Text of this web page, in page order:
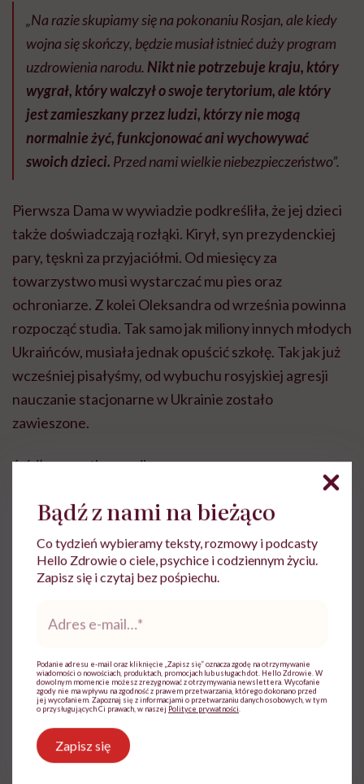
„Na razie skupiamy się na pokonaniu Rosjan, ale kiedy
wojna się skończy, będzie musiał istnieć duży program
uzdrowienia narodu. Nikt nie potrzebuje kraju, który
wygrał, który walczył o swoje terytorium, ale który
jest zamieszkany przez ludzi, którzy nie mogą
normalnie żyć, funkcjonować ani wychowywać
swoich dzieci. Przed nami wielkie niebezpieczeństwo”.
Pierwsza Dama w wywiadzie podkreśliła, że jej dzieci
także doświadczają rozłąki. Kirył, syn prezydenckiej
pary, tęskni za przyjaciółmi. Od miesięcy za
towarzystwo musi wystarczać mu pies oraz
ochroniarze. Z kolei Oleksandra od września powinna
rozpocząć studia. Tak samo jak miliony innych młodych
Ukraińców, musiała jednak opuścić szkołę. Tak jak już
wcześniej pisałyśmy, od wybuchu rosyjskiej agresji
nauczanie stacjonarne w Ukrainie zostało
zawieszone.
źródło: www.theguardian.com
Aleksandra Tchórzewska
polskiego, z zamiłowania dziennikarka.
Zobacz profil
Udostępnij
Bądź z nami na bieżąco
Co tydzień wybieramy teksty, rozmowy i podcasty
Hello Zdrowie o ciele, psychice i codziennym życiu.
Zapisz się i czytaj bez pośpiechu.
*
Podanie adresu e-mail oraz kliknięcie „Zapisz się” oznacza zgodę na otrzymywanie
wiadomości o nowościach, produktach, promocjach lub usługach dot. Hello Zdrowie. W
dowolnym momencie możesz zrezygnować z otrzymywania newslettera. Wycofanie
zgody nie ma wpływu na zgodność z prawem przetwarzania, którego dokonano przed
jej wycofaniem. Zapoznaj się z informacjami o przetwarzaniu danych osobowych, w tym
o przysługujących Ci prawach, w naszej Polityce prywatności
Zapisz się